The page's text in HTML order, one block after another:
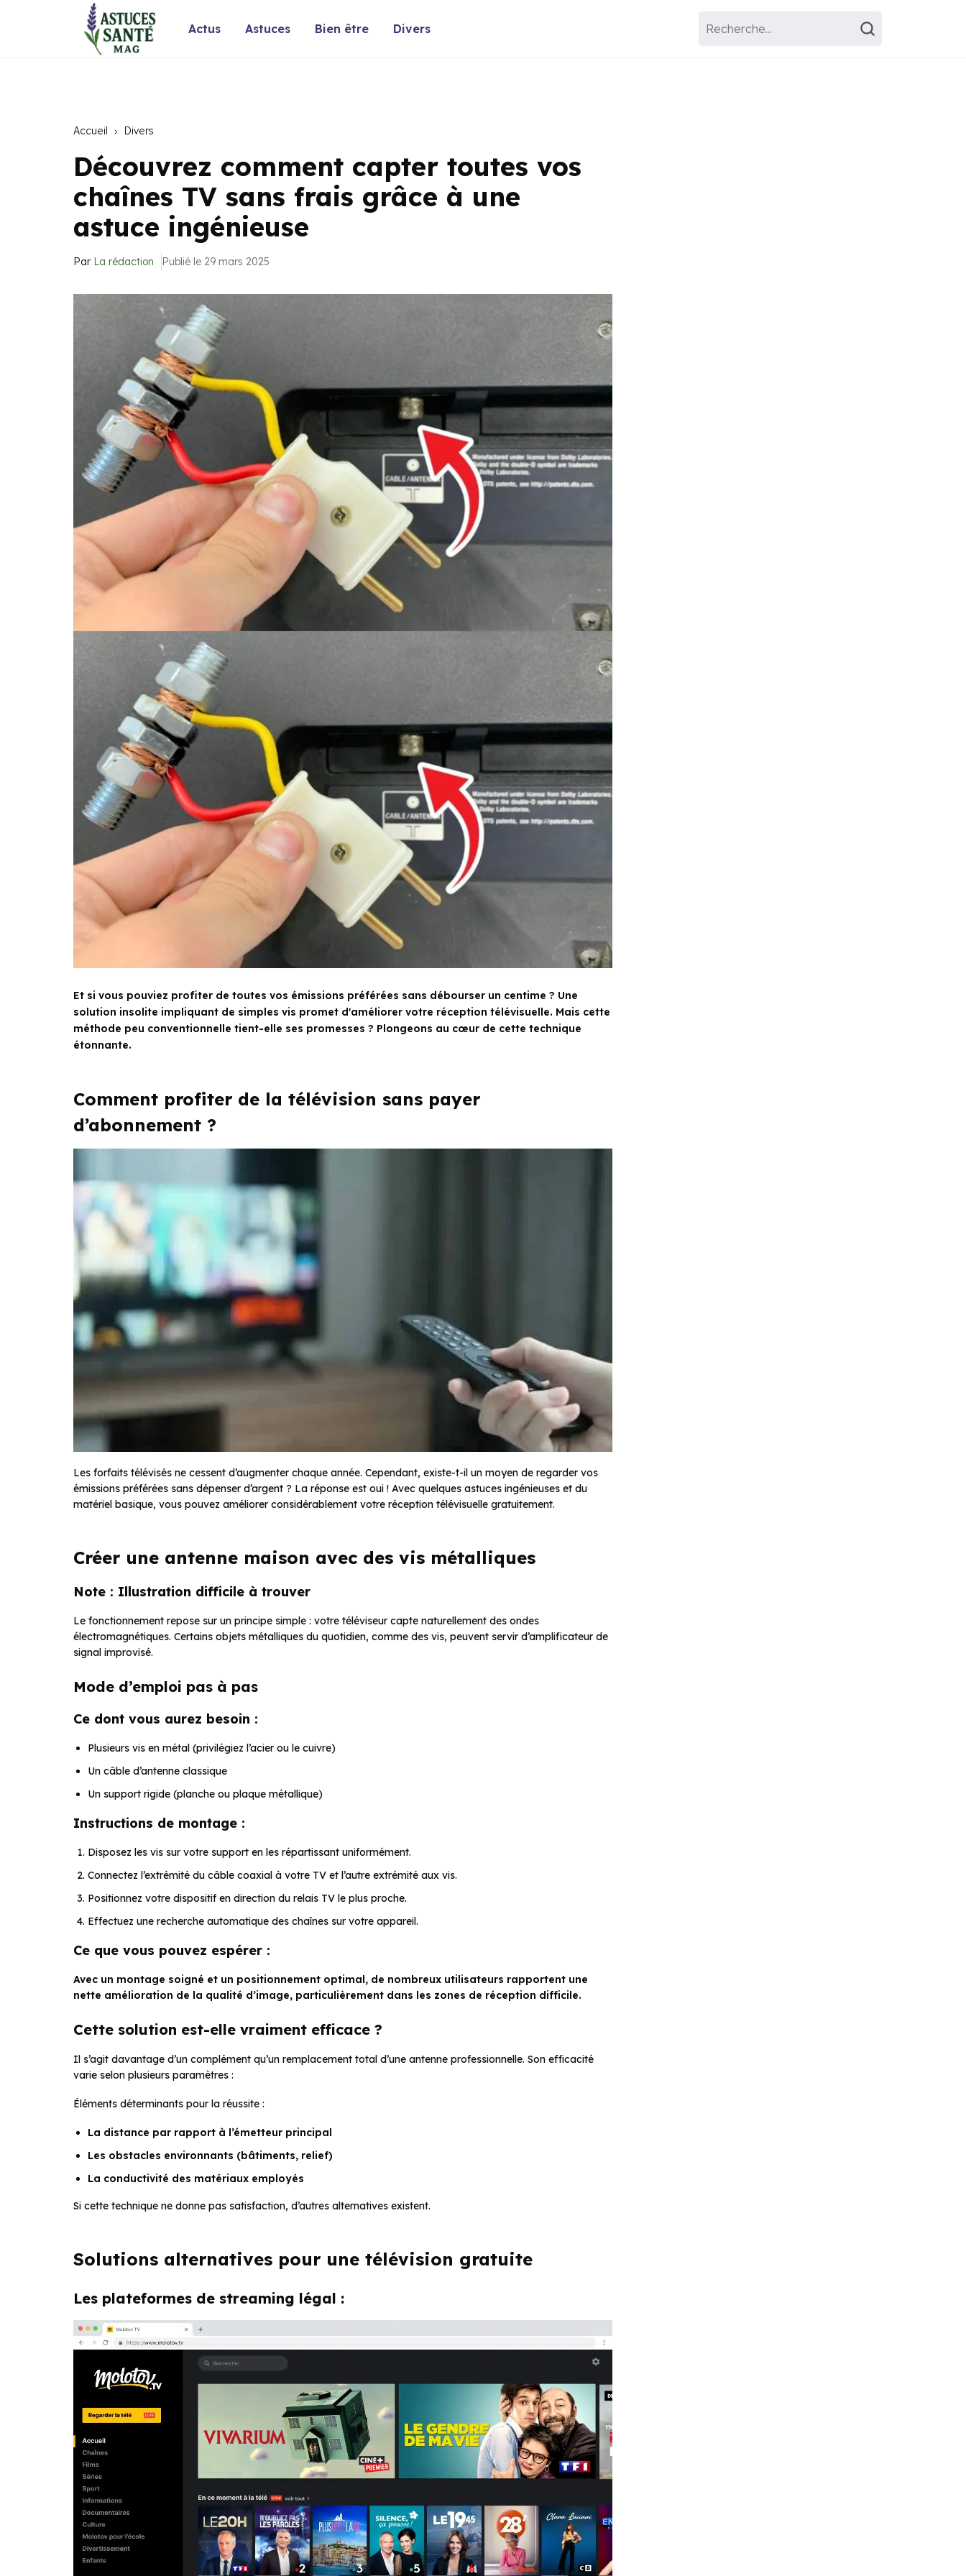
Actus Astuces Bien être Divers
Accueil Divers
Découvrez comment capter toutes vos
chaînes TV sans frais grâce à une
astuce ingénieuse
Par La rédaction Publié le 29 mars 2025
Et si vous pouviez profiter de toutes vos émissions préférées sans débourser un centime ? Une
solution insolite impliquant de simples vis promet d'améliorer votre réception télévisuelle. Mais cette
méthode peu conventionnelle tient-elle ses promesses ? Plongeons au cœur de cette technique
étonnante.
Comment profiter de la télévision sans payer
d’abonnement ?
Les forfaits télévisés ne cessent d’augmenter chaque année. Cependant, existe-t-il un moyen de regarder vos
émissions préférées sans dépenser d’argent ? La réponse est oui ! Avec quelques astuces ingénieuses et du
matériel basique, vous pouvez améliorer considérablement votre réception télévisuelle gratuitement.
Créer une antenne maison avec des vis métalliques
Note : Illustration difficile à trouver
Le fonctionnement repose sur un principe simple : votre téléviseur capte naturellement des ondes
électromagnétiques. Certains objets métalliques du quotidien, comme des vis, peuvent servir d’amplificateur de
signal improvisé.
Mode d’emploi pas à pas
Ce dont vous aurez besoin :
Plusieurs vis en métal (privilégiez l’acier ou le cuivre)
Un câble d’antenne classique
Un support rigide (planche ou plaque métallique)
Instructions de montage :
Disposez les vis sur votre support en les répartissant uniformément.
Connectez l’extrémité du câble coaxial à votre TV et l’autre extrémité aux vis.
Positionnez votre dispositif en direction du relais TV le plus proche.
Effectuez une recherche automatique des chaînes sur votre appareil.
Ce que vous pouvez espérer :
Avec un montage soigné et un positionnement optimal, de nombreux utilisateurs rapportent une
nette amélioration de la qualité d’image, particulièrement dans les zones de réception difficile.
Cette solution est-elle vraiment efficace ?
Il s’agit davantage d’un complément qu’un remplacement total d’une antenne professionnelle. Son efficacité
varie selon plusieurs paramètres :
Éléments déterminants pour la réussite :
La distance par rapport à l’émetteur principal
Les obstacles environnants (bâtiments, relief)
La conductivité des matériaux employés
Si cette technique ne donne pas satisfaction, d’autres alternatives existent.
Solutions alternatives pour une télévision gratuite
Les plateformes de streaming légal :